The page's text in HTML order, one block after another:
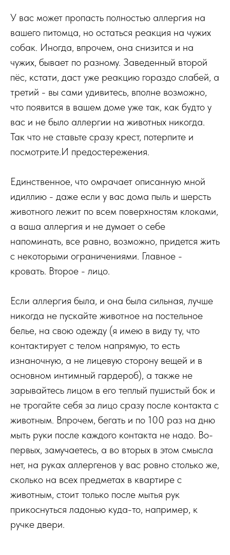
У вас может пропасть полностью аллергия на
вашего питомца, но остаться реакция на чужих
собак. Иногда, впрочем, она снизится и на
чужих, бывает по разному. Заведенный второй
пёс, кстати, даст уже реакцию гораздо слабей, а
третий - вы сами удивитесь, вполне возможно,
что появится в вашем доме уже так, как будто у
вас и не было аллергии на животных никогда.
Так что не ставьте сразу крест, потерпите и
посмотрите.И предостережения.
Единственное, что омрачает описанную мной
идиллию - даже если у вас дома пыль и шерсть
животного лежит по всем поверхностям клоками,
а ваша аллергия и не думает о себе
напоминать, все равно, возможно, придется жить
с некоторыми ограничениями. Главное -
кровать. Второе - лицо.
Если аллергия была, и она была сильная, лучше
никогда не пускайте животное на постельное
белье, на свою одежду (я имею в виду ту, что
контактирует с телом напрямую, то есть
изнаночную, а не лицевую сторону вещей и в
основном интимный гардероб), а также не
зарывайтесь лицом в его теплый пушистый бок и
не трогайте себя за лицо сразу после контакта с
животным. Впрочем, бегать и по 100 раз на дню
мыть руки после каждого контакта не надо. Во-
первых, замучаетесь, а во вторых в этом смысла
нет, на руках аллергенов у вас ровно столько же,
сколько на всех предметах в квартире с
животным, стоит только после мытья рук
прикоснуться ладонью куда-то, например, к
ручке двери.